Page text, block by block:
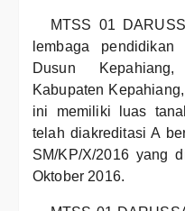
MTSS 01
lembaga
Dusun
Kabupaten
ini memiliki luas
telah diakreditasi A
SM/KP/X/2016 yang
Oktober 2016.